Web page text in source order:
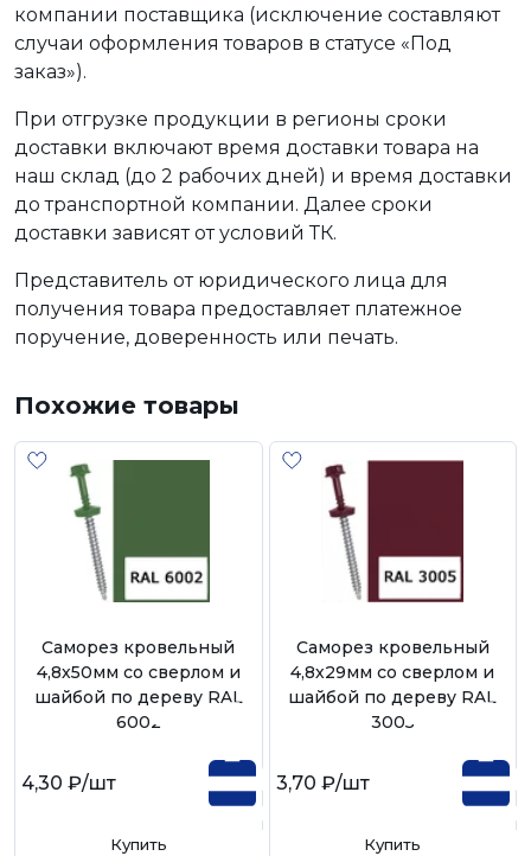
компании поставщика (исключение составляют
случаи оформления товаров в статусе «Под
заказ»).
При отгрузке продукции в регионы сроки
доставки включают время доставки товара на
наш склад (до 2 рабочих дней) и время доставки
до транспортной компании. Далее сроки
доставки зависят от условий ТК.
Представитель от юридического лица для
получения товара предоставляет платежное
поручение, доверенность или печать.
Похожие товары
Саморез кровельный
4,8х50мм со сверлом и
шайбой по дереву RAL
6002
4,30 ₽/шт
Купить
Саморез кровельный
4,8х29мм со сверлом и
шайбой по дереву RAL
3005
3,70 ₽/шт
Купить